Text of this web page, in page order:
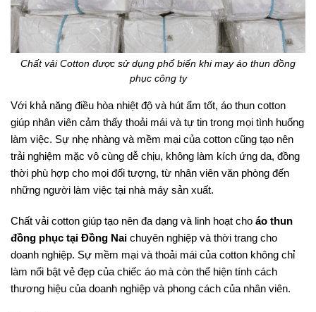
Chất vải Cotton được sử dụng phổ biến khi may áo thun đồng
phục công ty
Với khả năng điều hòa nhiệt độ và hút ẩm tốt, áo thun cotton
giúp nhân viên cảm thấy thoải mái và tự tin trong mọi tình huống
làm việc. Sự nhẹ nhàng và mềm mại của cotton cũng tạo nên
trải nghiệm mặc vô cùng dễ chịu, không làm kích ứng da, đồng
thời phù hợp cho mọi đối tượng, từ nhân viên văn phòng đến
những người làm việc tại nhà máy sản xuất.
Chất vải cotton giúp tạo nên đa dạng và linh hoạt cho áo thun
đồng phục tại Đồng Nai chuyên nghiệp và thời trang cho
doanh nghiệp. Sự mềm mại và thoải mái của cotton không chỉ
làm nổi bật vẻ đẹp của chiếc áo mà còn thể hiện tính cách
thương hiệu của doanh nghiệp và phong cách của nhân viên.